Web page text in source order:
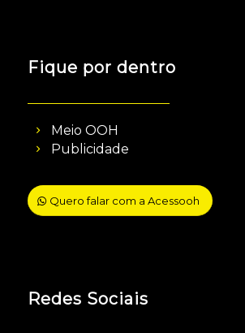
Fique por dentro
Meio OOH
Publicidade
Quero falar com a Acessooh
Redes Sociais